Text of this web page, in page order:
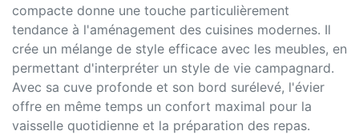
compacte donne une touche particulièrement
tendance à l'aménagement des cuisines modernes. Il
crée un mélange de style efficace avec les meubles, en
permettant d'interpréter un style de vie campagnard.
Avec sa cuve profonde et son bord surélevé, l'évier
offre en même temps un confort maximal pour la
vaisselle quotidienne et la préparation des repas.